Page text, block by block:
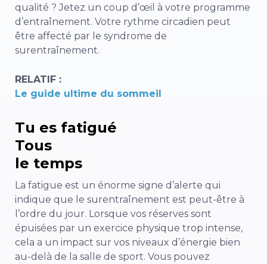
qualité ? Jetez un coup d’œil à votre programme
d’entraînement. Votre rythme circadien peut
être affecté par le syndrome de
surentraînement.
RELATIF :
Le guide ultime du sommeil
Tu es fatigué
Tous
le temps
La fatigue est un énorme signe d’alerte qui
indique que le surentraînement est peut-être à
l’ordre du jour. Lorsque vos réserves sont
épuisées par un exercice physique trop intense,
cela a un impact sur vos niveaux d’énergie bien
au-delà de la salle de sport. Vous pouvez